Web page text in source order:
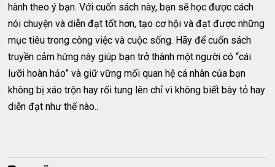
hành theo ý bạn. Với cuốn sách này, bạn sẽ học được cách
nói chuyện và diễn đạt tốt hơn, tạo cơ hội và đạt được những
mục tiêu trong công việc và cuộc sống. Hãy để cuốn sách
truyền cảm hứng này giúp bạn trở thành một người có “cái
lưỡi hoàn hảo” và giữ vững mối quan hệ cá nhân của bạn
không bị xáo trộn hay rối tung lên chỉ vì không biết bày tỏ hay
diễn đạt như thế nào..